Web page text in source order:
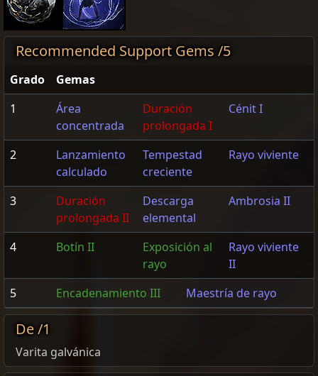
Recommended Support Gems /5
Grado
Gemas
1
Área
concentrada
Duración
prolongada I
Cénit I
2
Lanzamiento
calculado
Tempestad
creciente
Rayo viviente
3
Duración
prolongada II
Descarga
elemental
Ambrosia II
4 Botín II
Exposición al
rayo
Rayo viviente
II
5
Encadenamiento III Maestría de rayo
De /1
Varita galvánica